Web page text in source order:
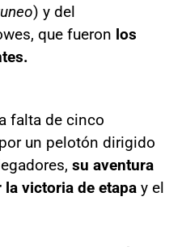
) y del
que fueron los
falta de cinco
un pelotón dirigido
su aventura
victoria de etapa y el